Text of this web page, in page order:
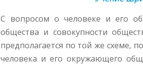
С вопросом о человеке и его
общества и совокупности
предполагается по той же схеме,
человека и его окружающего